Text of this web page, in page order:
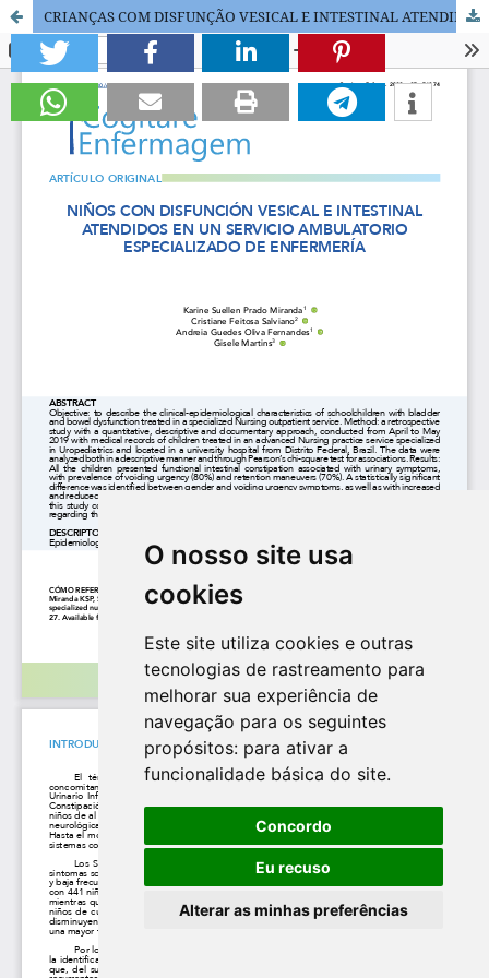
O nosso site usa
cookies
Este site utiliza cookies e outras
tecnologias de rastreamento para
melhorar sua experiência de
navegação para os seguintes
propósitos: para ativar a
funcionalidade básica do site.
Concordo
Eu recuso
Alterar as minhas preferências
CRIANÇAS COM DISFUNÇÃO VESICAL E INTESTINAL ATENDIDAS EM AMBULATÓRIO DE ENFERMAGEM ESPECIALIZADO